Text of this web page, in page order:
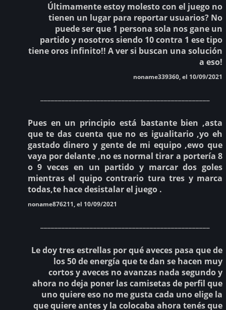
Últimamente estoy molesto con el juego no
tienen un lugar para reportar usuarios? No
puede ser que 1 persona sola nos gane un
partido y nosotros siendo 10 contra 1 ese tipo
tiene oros infinito!! A ver si buscan una solución
a eso!
noname339360, el 10/09/2021
Pues en un principio está bastante bien ,asta
que te das cuenta que no es igualitario ,yo eh
gastado dinero y gente de mi equipo ,ewo que
vaya por delante ,no es normal tirar a portería 8
o 9 veces en un partido y marcar dos goles
mientras el quipo contrario tura tres y marca
todas,te hace desistalar el juego .
noname876211, el 10/09/2021
Le doy tres estrellas por qué aveces pasa que de
los 50 de energía que te dan se hacen muy
cortos y aveces no avanzas nada segundo y
ahora no deja poner las camisetas de perfil que
uno quiere eso no me gusta cada uno elige la
que quiere antes y la colocaba ahora tenés que